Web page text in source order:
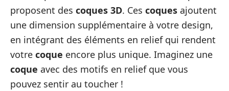
proposent des coques 3D. Ces coques ajoutent
une dimension supplémentaire à votre design,
en intégrant des éléments en relief qui rendent
votre coque encore plus unique. Imaginez une
coque avec des motifs en relief que vous
pouvez sentir au toucher !